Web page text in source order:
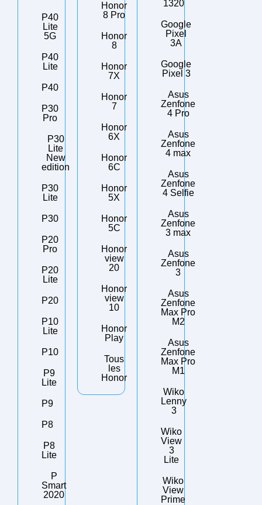
P40
Lite
5G
P40
Lite
P40
P30
Pro
P30
Lite
New
edition
P30
Lite
P30
P20
Pro
P20
Lite
P20
P10
Lite
P10
P9
Lite
P9
P8
P8
Lite
P
Smart
2020
Honor
8 Pro
Honor
8
Honor
7X
Honor
7
Honor
6X
Honor
6C
Honor
5X
Honor
5C
Honor
view
20
Honor
view
10
Honor
Play
Tous
les
Honor
1320
Google
Pixel
3A
Google
Pixel 3
Asus
Zenfone
4 Pro
Asus
Zenfone
4 max
Asus
Zenfone
4 Selfie
Asus
Zenfone
3 max
Asus
Zenfone
3
Asus
Zenfone
Max Pro
M2
Asus
Zenfone
Max Pro
M1
Wiko
Lenny
3
Wiko
View
3
Lite
Wiko
View
Prime